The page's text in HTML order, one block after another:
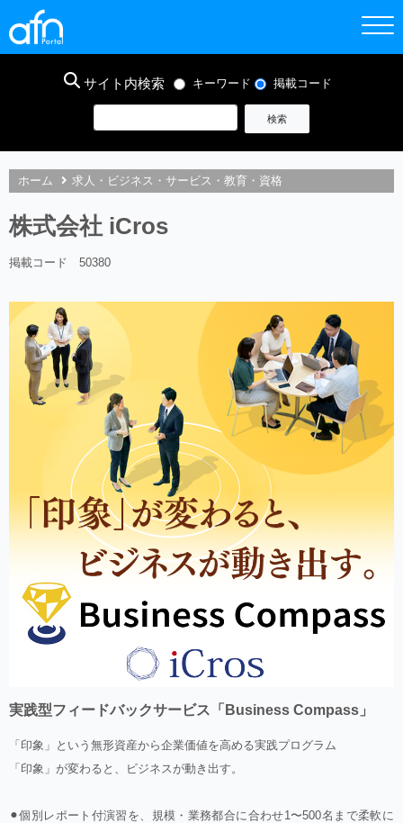
サイト内検索 キーワード 掲載コード
ホーム 求人・ビジネス・サービス・教育・資格
株式会社 iCros
掲載コード 50380
実践型フィードバックサービス「Business Compass」
「印象」という無形資産から企業価値を高める実践プログラム
「印象」が変わると、ビジネスが動き出す。
⚫︎個別レポート付演習を、規模・業務都合に合わせ1〜500名まで柔軟に